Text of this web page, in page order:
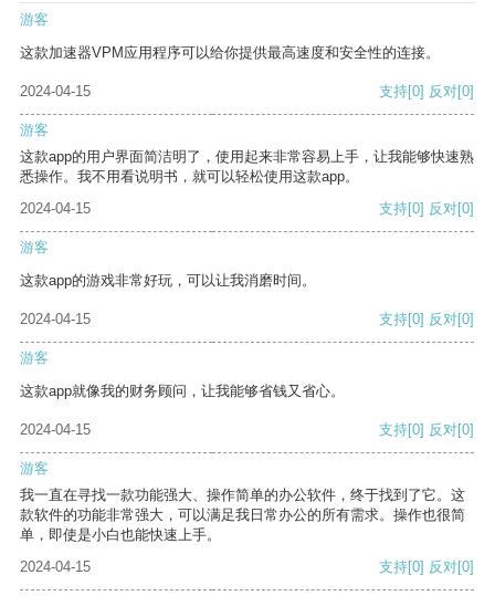
游客
这款加速器VPM应用程序可以给你提供最高速度和安全性的连接。
2024-04-15 支持[0] 反对[0]
游客
这款app的用户界面简洁明了，使用起来非常容易上手，让我能够快速熟
悉操作。我不用看说明书，就可以轻松使用这款app。
2024-04-15
支持[0] 反对[0]
游客
这款app的游戏非常好玩，可以让我消磨时间。
2024-04-15 支持[0] 反对[0]
游客
这款app就像我的财务顾问，让我能够省钱又省心。
2024-04-15 支持[0] 反对[0]
游客
我一直在寻找一款功能强大、操作简单的办公软件，终于找到了它。这
款软件的功能非常强大，可以满足我日常办公的所有需求。操作也很简
单，即使是小白也能快速上手。
2024-04-15
支持[0] 反对[0]